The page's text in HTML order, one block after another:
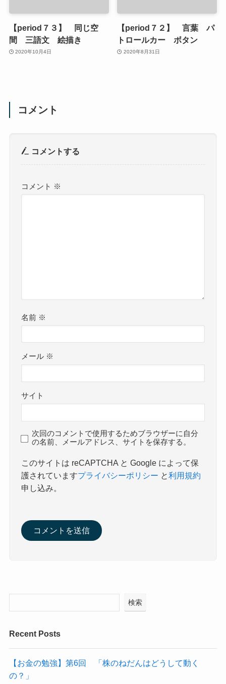
【period７３】 同じ空
間 三語文 絵描き
2020年10月4日
【period７２】 言葉 パ
トロールカー ボタン
2020年8月31日
コメント
コメントする
コメント ※
名前 ※
メール ※
サイト
次回のコメントで使用するためブラウザーに自分
の名前、メールアドレス、サイトを保存する。
このサイトは reCAPTCHA と Google によって保
護されていますプライバシーポリシー と利用規約
申し込み。
検索
Recent Posts
【お金の勉強】第6回 「株のねだんはどうして動く
の？」